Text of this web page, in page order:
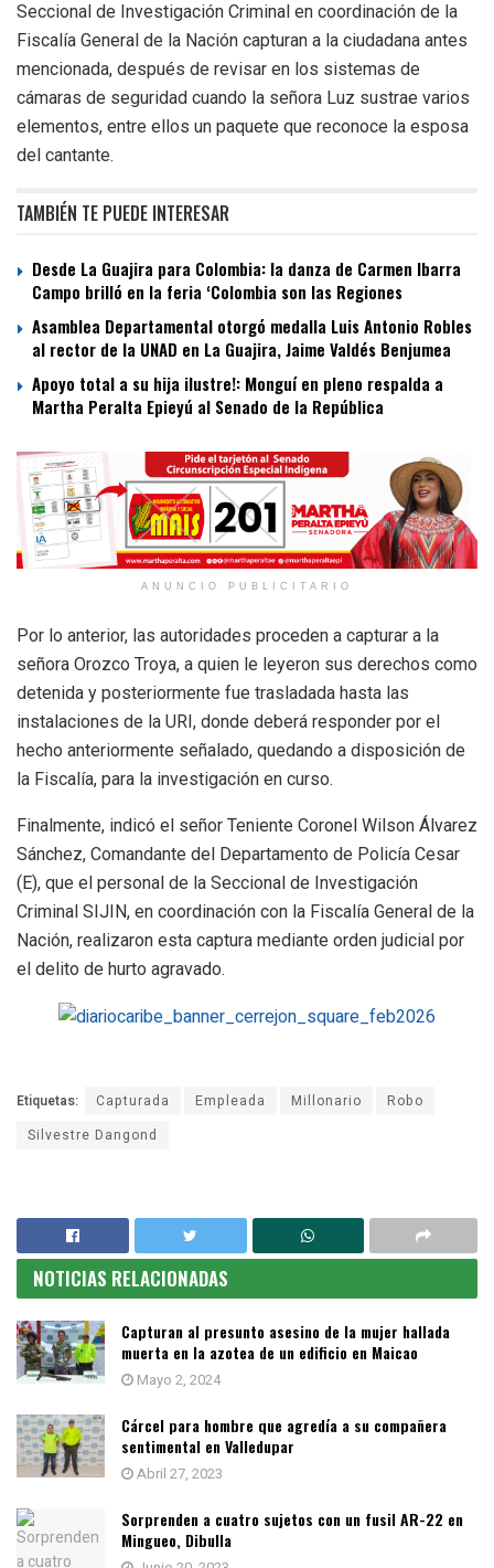
Seccional de Investigación Criminal en coordinación de la
Fiscalía General de la Nación capturan a la ciudadana antes
mencionada, después de revisar en los sistemas de
cámaras de seguridad cuando la señora Luz sustrae varios
elementos, entre ellos un paquete que reconoce la esposa
del cantante.
TAMBIÉN TE PUEDE INTERESAR
Desde La Guajira para Colombia: la danza de Carmen Ibarra
Campo brilló en la feria ‘Colombia son las Regiones
Asamblea Departamental otorgó medalla Luis Antonio Robles
al rector de la UNAD en La Guajira, Jaime Valdés Benjumea
Apoyo total a su hija ilustre!: Monguí en pleno respalda a
Martha Peralta Epieyú al Senado de la República
ANUNCIO PUBLICITARIO
Por lo anterior, las autoridades proceden a capturar a la
señora Orozco Troya, a quien le leyeron sus derechos como
detenida y posteriormente fue trasladada hasta las
instalaciones de la URI, donde deberá responder por el
hecho anteriormente señalado, quedando a disposición de
la Fiscalía, para la investigación en curso.
Finalmente, indicó el señor Teniente Coronel Wilson Álvarez
Sánchez, Comandante del Departamento de Policía Cesar
(E), que el personal de la Seccional de Investigación
Criminal SIJIN, en coordinación con la Fiscalía General de la
Nación, realizaron esta captura mediante orden judicial por
el delito de hurto agravado.
Etiquetas: Capturada Empleada Millonario
Robo
Silvestre Dangond
NOTICIAS RELACIONADAS
Capturan al presunto asesino de la mujer hallada
muerta en la azotea de un edificio en Maicao
Mayo 2, 2024
Cárcel para hombre que agredía a su compañera
sentimental en Valledupar
Abril 27, 2023
Sorprenden a cuatro sujetos con un fusil AR-22 en
Mingueo, Dibulla